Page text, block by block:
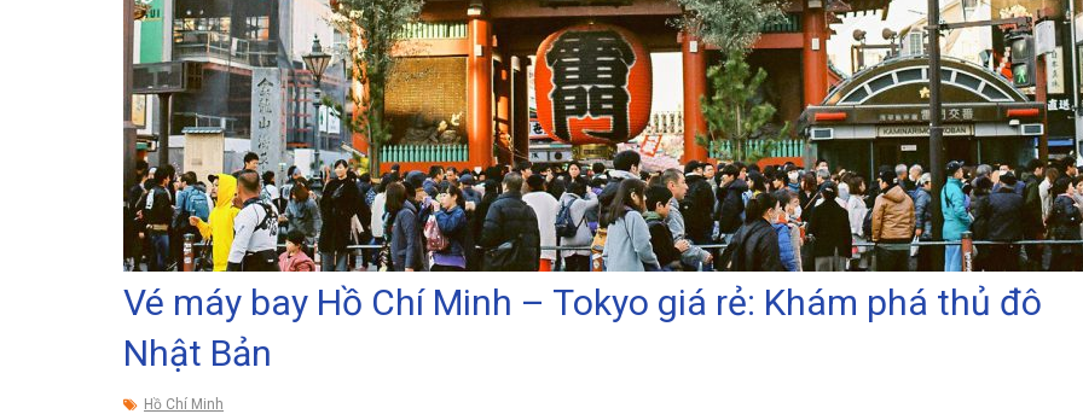
Vé máy bay Hồ Chí Minh – Tokyo giá rẻ: Khám phá thủ đô
Nhật Bản
Hồ Chí Minh